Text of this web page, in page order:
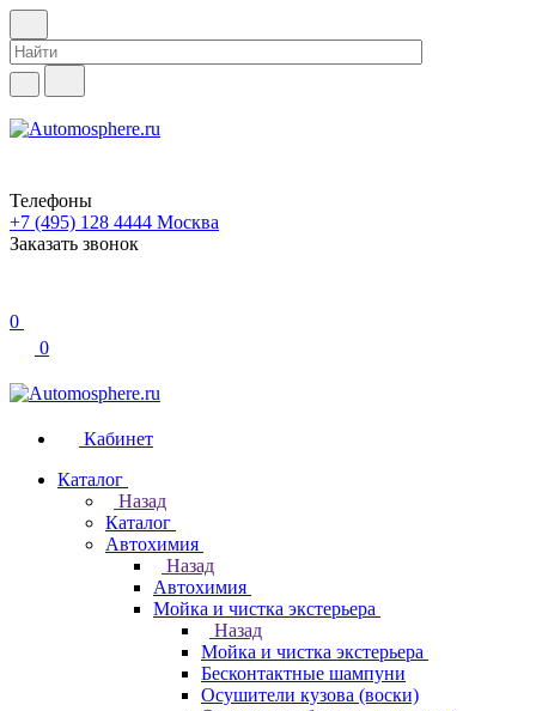
Телефоны
+7 (495) 128 4444 Москва
Заказать звонок
0
0
Кабинет
Каталог
Назад
Каталог
Автохимия
Назад
Автохимия
Мойка и чистка экстерьера
Назад
Мойка и чистка экстерьера
Бесконтактные шампуни
Осушители кузова (воски)